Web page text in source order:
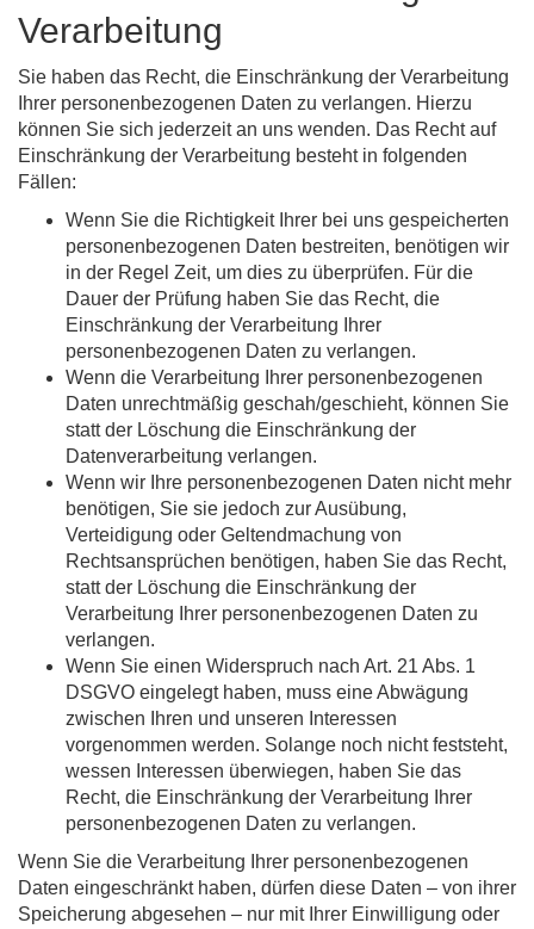
Verarbeitung
Sie haben das Recht, die Einschränkung der Verarbeitung
Ihrer personenbezogenen Daten zu verlangen. Hierzu
können Sie sich jederzeit an uns wenden. Das Recht auf
Einschränkung der Verarbeitung besteht in folgenden
Fällen:
Wenn Sie die Richtigkeit Ihrer bei uns gespeicherten
personenbezogenen Daten bestreiten, benötigen wir
in der Regel Zeit, um dies zu überprüfen. Für die
Dauer der Prüfung haben Sie das Recht, die
Einschränkung der Verarbeitung Ihrer
personenbezogenen Daten zu verlangen.
Wenn die Verarbeitung Ihrer personenbezogenen
Daten unrechtmäßig geschah/geschieht, können Sie
statt der Löschung die Einschränkung der
Datenverarbeitung verlangen.
Wenn wir Ihre personenbezogenen Daten nicht mehr
benötigen, Sie sie jedoch zur Ausübung,
Verteidigung oder Geltendmachung von
Rechtsansprüchen benötigen, haben Sie das Recht,
statt der Löschung die Einschränkung der
Verarbeitung Ihrer personenbezogenen Daten zu
verlangen.
Wenn Sie einen Widerspruch nach Art. 21 Abs. 1
DSGVO eingelegt haben, muss eine Abwägung
zwischen Ihren und unseren Interessen
vorgenommen werden. Solange noch nicht feststeht,
wessen Interessen überwiegen, haben Sie das
Recht, die Einschränkung der Verarbeitung Ihrer
personenbezogenen Daten zu verlangen.
Wenn Sie die Verarbeitung Ihrer personenbezogenen
Daten eingeschränkt haben, dürfen diese Daten – von ihrer
Speicherung abgesehen – nur mit Ihrer Einwilligung oder